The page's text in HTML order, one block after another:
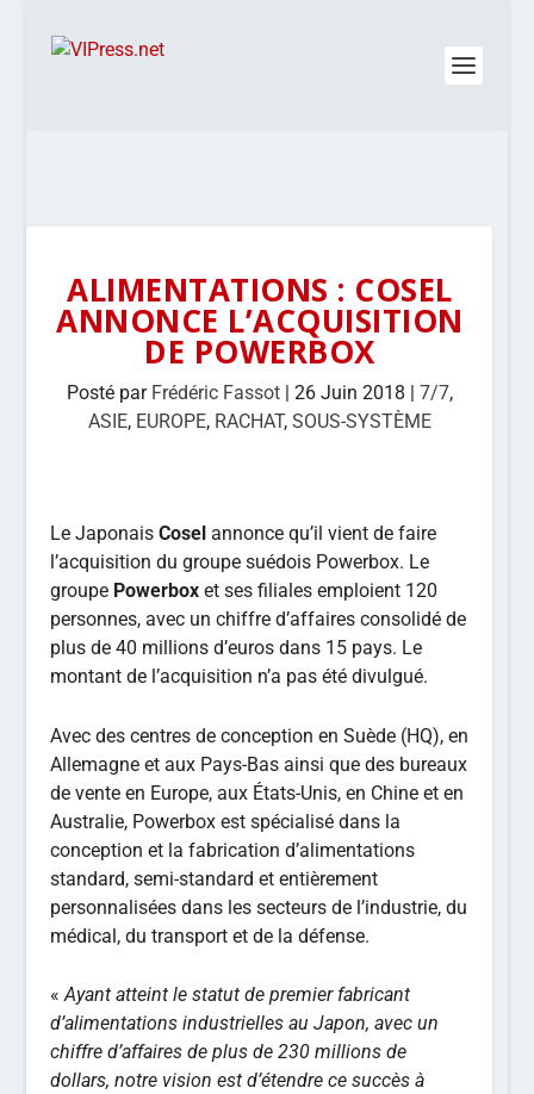
ALIMENTATIONS : COSEL
ANNONCE L’ACQUISITION
DE POWERBOX
Posté par Frédéric Fassot| 26 Juin 2018 | 7/7,
ASIE, EUROPE, RACHAT, SOUS-SYSTÈME
Le JaponaisCosel annonce qu’il vient de faire
l’acquisition du groupe suédois Powerbox. Le
groupe Powerbox et ses filiales emploient 120
personnes, avec un chiffre d’affaires consolidé de
plus de 40 millions d’euros dans 15 pays. Le
montant de l’acquisition n’a pas été divulgué.
Avec des centres de conception en Suède (HQ), en
Allemagne et aux Pays-Bas ainsi que des bureaux
de vente en Europe, aux États-Unis, en Chine et en
Australie, Powerbox est spécialisé dans la
conception et la fabrication d’alimentations
standard, semi-standard et entièrement
personnalisées dans les secteurs de l’industrie, du
médical, du transport et de la défense.
«Ayant atteint le statut de premier fabricant
d’alimentations industrielles au Japon, avec un
chiffre d’affaires de plus de 230 millions de
dollars, notre vision est d’étendre ce succès à